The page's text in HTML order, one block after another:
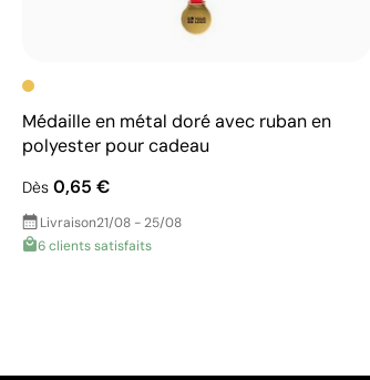
Médaille en métal doré avec ruban en
polyester pour cadeau
Dès 0,65 €
Livraison21/08 - 25/08
6 clients satisfaits